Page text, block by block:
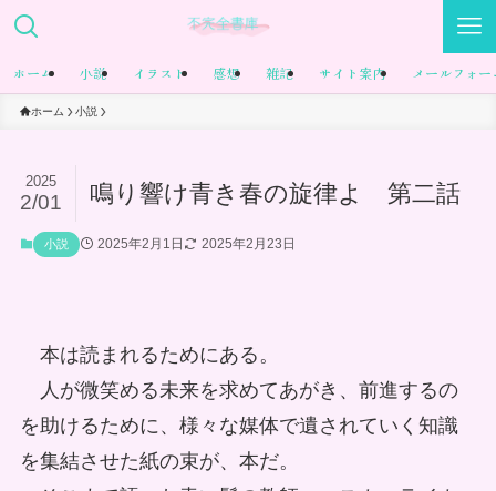
ホーム 小説 イラスト 感想 雑記 サイト案内 メールフォー
ホーム 小説
鳴り響け青き春の旋律よ 第二話
2025
2/01
小説 2025年2月1日 2025年2月23日
本は読まれるためにある。
人が微笑める未来を求めてあがき、前進するの
を助けるために、様々な媒体で遺されていく知識
を集結させた紙の束が、本だ。